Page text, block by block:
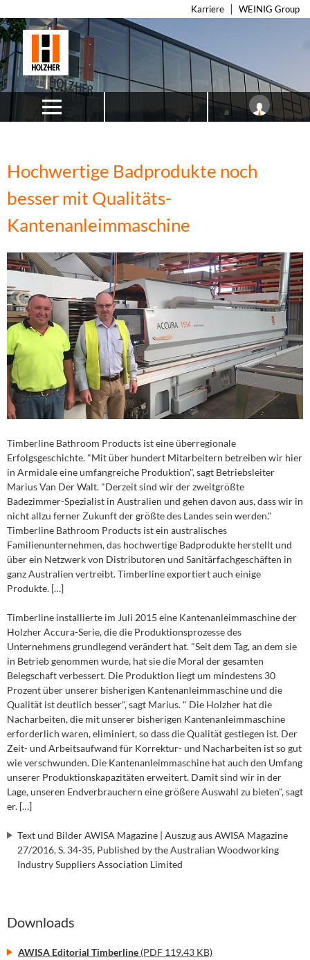
Karriere WEINIG Group
Hochwertige Badprodukte noch
besser mit Qualitäts-
Kantenanleimmaschine
Timberline Bathroom Products ist eine überregionale
Erfolgsgeschichte. "Mit über hundert Mitarbeitern betreiben wir hier
in Armidale eine umfangreiche Produktion", sagt Betriebsleiter
Marius Van Der Walt. "Derzeit sind wir der zweitgrößte
Badezimmer-Spezialist in Australien und gehen davon aus, dass wir in
nicht allzu ferner Zukunft der größte des Landes sein werden."
Timberline Bathroom Products ist ein australisches
Familienunternehmen, das hochwertige Badprodukte herstellt und
über ein Netzwerk von Distributoren und Sanitärfachgeschäften in
ganz Australien vertreibt. Timberline exportiert auch einige
Produkte. […]
Timberline installierte im Juli 2015 eine Kantenanleimmaschine der
Holzher Accura-Serie, die die Produktionsprozesse des
Unternehmens grundlegend verändert hat. "Seit dem Tag, an dem sie
in Betrieb genommen wurde, hat sie die Moral der gesamten
Belegschaft verbessert. Die Produktion liegt um mindestens 30
Prozent über unserer bisherigen Kantenanleimmaschine und die
Qualität ist deutlich besser", sagt Marius. " Die Holzher hat die
Nacharbeiten, die mit unserer bisherigen Kantenanleimmaschine
erforderlich waren, eliminiert, so dass die Qualität gestiegen ist. Der
Zeit- und Arbeitsaufwand für Korrektur- und Nacharbeiten ist so gut
wie verschwunden. Die Kantenanleimmaschine hat auch den Umfang
unserer Produktionskapazitäten erweitert. Damit sind wir in der
Lage, unseren Endverbrauchern eine größere Auswahl zu bieten", sagt
er. […]
Text und Bilder AWISA Magazine | Auszug aus AWISA Magazine
27/2016, S. 34-35, Published by the Australian Woodworking
Industry Suppliers Association Limited
Downloads
AWISA Editorial Timberline(PDF 119.43 KB)